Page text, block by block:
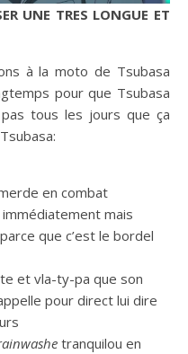
UNE TRES LONGUE ET
à la moto de Tsubasa
pour que Tsubasa
pas tous les jours que ça
en combat
mais
que c’est le bordel
et vla-ty-pa que son
pour direct lui dire
tranquilou en